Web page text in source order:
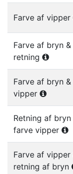
Farve af vipper
Farve af bryn &
retning
Farve af bryn &
vipper
Retning af bryn
farve vipper
Farve af vipper
retning af bryn